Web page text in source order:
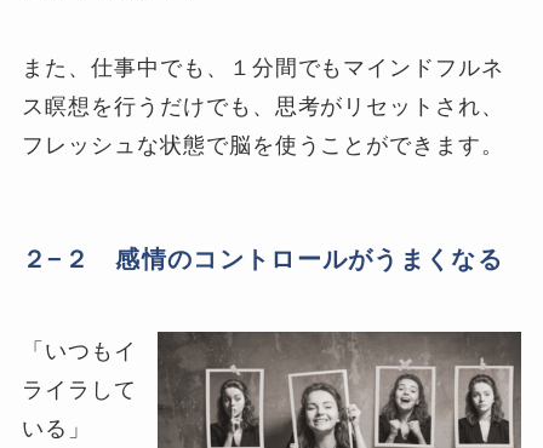
また、仕事中でも、１分間でもマインドフルネ
ス瞑想を行うだけでも、思考がリセットされ、
フレッシュな状態で脳を使うことができます。
２−２ 感情のコントロールがうまくなる
「いつもイ
ライラして
いる」